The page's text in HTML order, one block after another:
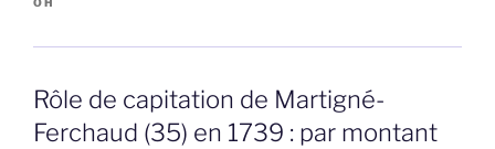
OH
Rôle de capitation de Martigné-
Ferchaud (35) en 1739 : par montant